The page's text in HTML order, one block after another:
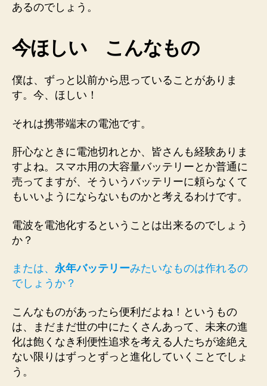
あるのでしょう。
今ほしい こんなもの
僕は、ずっと以前から思っていることがありま
す。今、ほしい！
それは携帯端末の電池です。
肝心なときに電池切れとか、皆さんも経験ありま
すよね。スマホ用の大容量バッテリーとか普通に
売ってますが、そういうバッテリーに頼らなくて
もいいようにならないものかと考えるわけです。
電波を電池化するということは出来るのでしょう
か？
または、 永年バッテリーみたいなものは作れるの
でしょうか？
こんなものがあったら便利だよね！というもの
は、まだまだ世の中にたくさんあって、未来の進
化は飽くなき利便性追求を考える人たちが途絶え
ない限りはずっとずっと進化していくことでしょ
う。